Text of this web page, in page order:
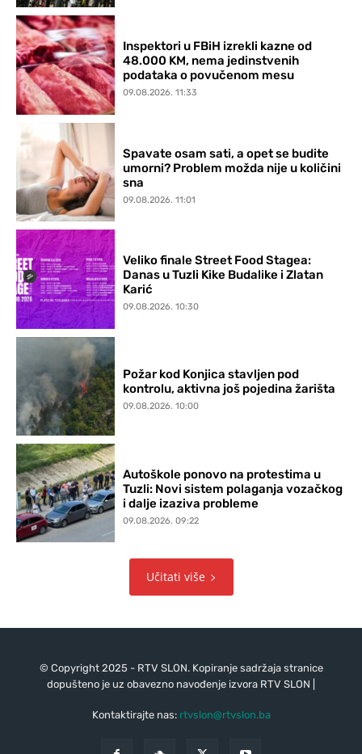
Inspektori u FBiH izrekli kazne od
48.000 KM, nema jedinstvenih
podataka o povučenom mesu
09.08.2026. 11:33
Spavate osam sati, a opet se budite
umorni? Problem možda nije u količini
sna
09.08.2026. 11:01
Veliko finale Street Food Stagea:
Danas u Tuzli Kike Budalike i Zlatan
Karić
09.08.2026. 10:30
Požar kod Konjica stavljen pod
kontrolu, aktivna još pojedina žarišta
09.08.2026. 10:00
Autoškole ponovo na protestima u
Tuzli: Novi sistem polaganja vozačkog
i dalje izaziva probleme
09.08.2026. 09:22
Učitati više
© Copyright 2025 - RTV SLON. Kopiranje sadržaja stranice
dopušteno je uz obavezno navođenje izvora RTV SLON |
Kontaktirajte nas: rtvslon@rtvslon.ba